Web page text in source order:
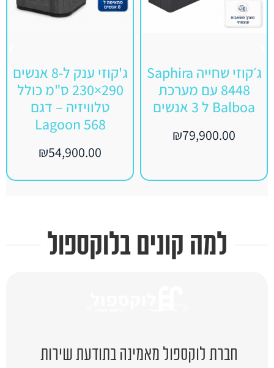
ג׳קוזי שחייה Saphira
8448 עם מערכת
Balboa ל 3 אנשים
₪79,900.00
ג'קוזי ענק ל-8 אנשים
290×230 ס"מ כולל
טלוויזיה – דגם
Lagoon 568
₪54,900.00
למה קונים בלוקספול
חברת לוקספול מאמינה בתודעת שירות